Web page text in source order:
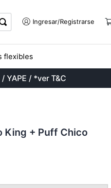
flexibles
/ YAPE / *ver T&C
King + Puff Chico